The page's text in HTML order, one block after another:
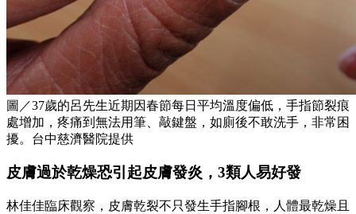
圖／37歲的呂先生近期因春節每日平均溫度偏低，手指節裂痕
處增加，疼痛到無法用筆、敲鍵盤，如廁後不敢洗手，非常困
擾。台中慈濟醫院提供
皮膚過於乾燥恐引起皮膚發炎，3類人易好發
林佳佳臨床觀察，皮膚乾裂不只發生手指腳根，人體最乾燥且